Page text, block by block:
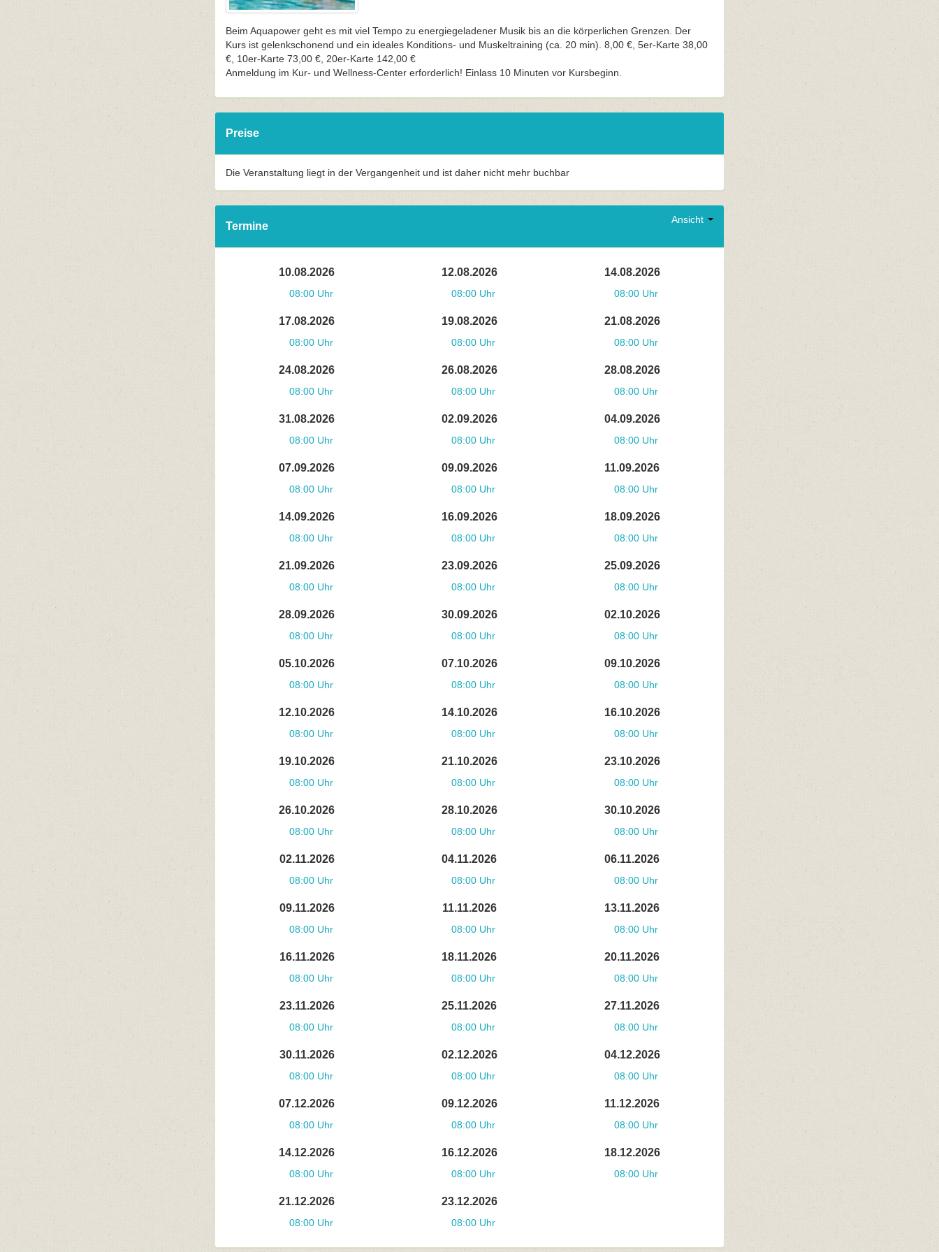
Beim Aquapower geht es mit viel Tempo zu energiegeladener Musik bis an die körperlichen Grenzen. Der
Kurs ist gelenkschonend und ein ideales Konditions- und Muskeltraining (ca. 20 min). 8,00 €, 5er-Karte 38,00
€, 10er-Karte 73,00 €, 20er-Karte 142,00 €
Anmeldung im Kur- und Wellness-Center erforderlich! Einlass 10 Minuten vor Kursbeginn.
Preise
Die Veranstaltung liegt in der Vergangenheit und ist daher nicht mehr buchbar
Ansicht
Termine
10.08.2026
08:00 Uhr
12.08.2026
08:00 Uhr
14.08.2026
08:00 Uhr
17.08.2026
08:00 Uhr
19.08.2026
08:00 Uhr
21.08.2026
08:00 Uhr
24.08.2026
08:00 Uhr
26.08.2026
08:00 Uhr
28.08.2026
08:00 Uhr
31.08.2026
08:00 Uhr
02.09.2026
08:00 Uhr
04.09.2026
08:00 Uhr
07.09.2026
08:00 Uhr
09.09.2026
08:00 Uhr
11.09.2026
08:00 Uhr
14.09.2026
08:00 Uhr
16.09.2026
08:00 Uhr
18.09.2026
08:00 Uhr
21.09.2026
08:00 Uhr
23.09.2026
08:00 Uhr
25.09.2026
08:00 Uhr
28.09.2026
08:00 Uhr
30.09.2026
08:00 Uhr
02.10.2026
08:00 Uhr
05.10.2026
08:00 Uhr
07.10.2026
08:00 Uhr
09.10.2026
08:00 Uhr
12.10.2026
08:00 Uhr
14.10.2026
08:00 Uhr
16.10.2026
08:00 Uhr
19.10.2026
08:00 Uhr
21.10.2026
08:00 Uhr
23.10.2026
08:00 Uhr
26.10.2026
08:00 Uhr
28.10.2026
08:00 Uhr
30.10.2026
08:00 Uhr
02.11.2026
08:00 Uhr
04.11.2026
08:00 Uhr
06.11.2026
08:00 Uhr
09.11.2026
08:00 Uhr
11.11.2026
08:00 Uhr
13.11.2026
08:00 Uhr
16.11.2026
08:00 Uhr
18.11.2026
08:00 Uhr
20.11.2026
08:00 Uhr
23.11.2026
08:00 Uhr
25.11.2026
08:00 Uhr
27.11.2026
08:00 Uhr
30.11.2026
08:00 Uhr
02.12.2026
08:00 Uhr
04.12.2026
08:00 Uhr
07.12.2026
08:00 Uhr
09.12.2026
08:00 Uhr
11.12.2026
08:00 Uhr
14.12.2026
08:00 Uhr
16.12.2026
08:00 Uhr
18.12.2026
08:00 Uhr
21.12.2026
08:00 Uhr
23.12.2026
08:00 Uhr